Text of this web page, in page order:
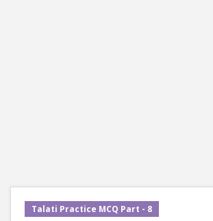
Talati Practice MCQ Part - 8